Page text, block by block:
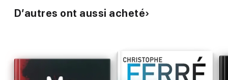
D’autres ont aussi acheté